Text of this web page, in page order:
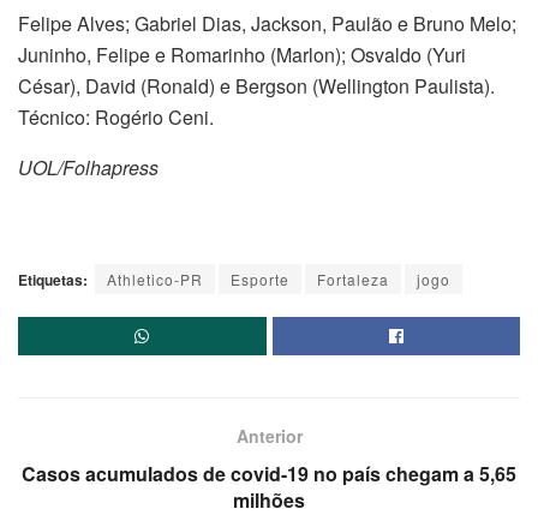
Felipe Alves; Gabriel Dias, Jackson, Paulão e Bruno Melo;
Juninho, Felipe e Romarinho (Marlon); Osvaldo (Yuri
César), David (Ronald) e Bergson (Wellington Paulista).
Técnico: Rogério Ceni.
UOL/Folhapress
Etiquetas: Athletico-PR Esporte Fortaleza jogo
Anterior
Casos acumulados de covid-19 no país chegam a 5,65
milhões